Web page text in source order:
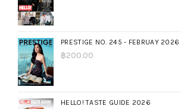
PRESTIGE NO. 245 - FEBRUAY 2026
฿200.00
HELLO! TASTE GUIDE 2026